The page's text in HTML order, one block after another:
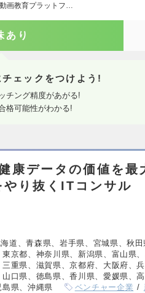
画教育プラットフ…
あり
ェックをつけよう!
チング精度があがる!
格可能性がわかる!
康データの価値を最
り抜くITコンサル
道、青森県、岩手県、宮城県、秋
京都、神奈川県、新潟県、富山県
重県、滋賀県、京都府、大阪府、
口県、徳島県、香川県、愛媛県、
県、沖縄県
ベンチャー企業